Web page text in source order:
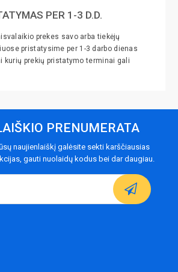
PER 1-3 D.D.
prekes savo arba tiekėjų
pristatysime per 1-3 darbo dienas
kurių prekių pristatymo terminai gali
PRENUMERATA
naujienlaiškį galėsite sekti karščiausias
gauti nuolaidų kodus bei dar daugiau.